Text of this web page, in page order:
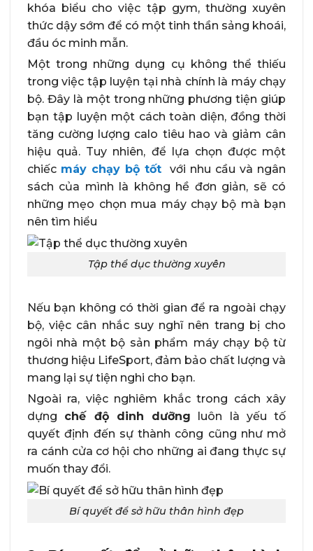
khóa biểu cho việc tập gym, thường xuyên
thức dậy sớm để có một tinh thần sảng khoái,
đầu óc minh mẫn.
Một trong những dụng cụ không thể thiếu
trong việc tập luyện tại nhà chính là máy chạy
bộ. Đây là một trong những phương tiện giúp
bạn tập luyện một cách toàn diện, đồng thời
tăng cường lượng calo tiêu hao và giảm cân
hiệu quả. Tuy nhiên, để lựa chọn được một
chiếc máy chạy bộ tốt
với nhu cầu và ngân
sách của mình là không hề đơn giản, sẽ có
những mẹo chọn mua máy chạy bộ mà bạn
nên tìm hiểu
Tập thể dục thường xuyên
Nếu bạn không có thời gian để ra ngoài chạy
bộ, việc cân nhắc suy nghĩ nên trang bị cho
ngôi nhà một bộ sản phẩm máy chạy bộ từ
thương hiệu LifeSport, đảm bảo chất lượng và
mang lại sự tiện nghi cho bạn.
Ngoài ra, việc nghiêm khắc trong cách xây
dựng chế độ dinh dưỡng luôn là yếu tố
quyết định đến sự thành công cũng như mở
ra cánh cửa cơ hội cho những ai đang thực sự
muốn thay đổi.
Bí quyết để sở hữu thân hình đẹp